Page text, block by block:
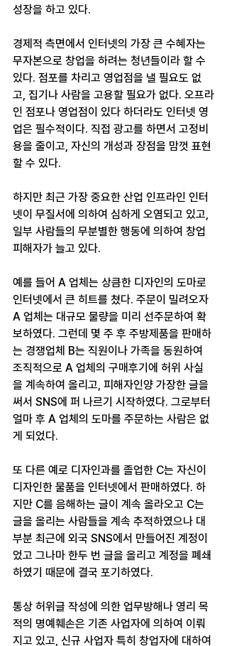
성장을 하고 있다.
경제적 측면에서 인터넷의 가장 큰 수혜자는
무자본으로 창업을 하려는 청년들이라 할 수
있다. 점포를 차리고 영업점을 낼 필요도 없
고, 집기나 사람을 고용할 필요가 없다. 오프라
인 점포나 영업점이 있다 하더라도 인터넷 영
업은 필수적이다. 직접 광고를 하면서 고정비
용을 줄이고, 자신의 개성과 장점을 맘껏 표현
할 수 있다.
하지만 최근 가장 중요한 산업 인프라인 인터
넷이 무질서에 의하여 심하게 오염되고 있고,
일부 사람들의 무분별한 행동에 의하여 창업
피해자가 늘고 있다.
예를 들어 A 업체는 상큼한 디자인의 도마로
인터넷에서 큰 히트를 쳤다. 주문이 밀려오자
A 업체는 대규모 물량을 미리 선주문하여 확
보하였다. 그런데 몇 주 후 주방제품을 판매하
는 경쟁업체 B는 직원이나 가족을 동원하여
조직적으로 A 업체의 구매후기에 허위 사실
을 계속하여 올리고, 피해자인양 가장한 글을
써서 SNS에 퍼 나르기 시작하였다. 그로부터
얼마 후 A 업체의 도마를 주문하는 사람은 없
게 되었다.
또 다른 예로 디자인과를 졸업한 C는 자신이
디자인한 물품을 인터넷에서 판매하였다. 하
지만 C를 음해하는 글이 계속 올라오고 C는
글을 올리는 사람들을 계속 추적하였으나 대
부분 최근에 외국 SNS에서 만들어진 계정이
었고 그나마 한두 번 글을 올리고 계정을 폐쇄
하였기 때문에 결국 포기하였다.
통상 허위글 작성에 의한 업무방해나 영리 목
적의 명예훼손은 기존 사업자에 의하여 이뤄
지고 있고, 신규 사업자 특히 창업자에 대하여